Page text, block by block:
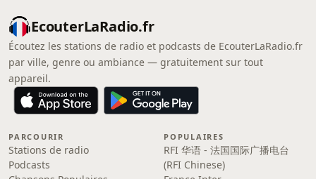
EcouterLaRadio.fr
Écoutez les stations de radio et podcasts de EcouterLaRadio.fr
par ville, genre ou ambiance — gratuitement sur tout
appareil.
PARCOURIR
Stations de radio
Podcasts
POPULAIRES
RFI 华语 - 法国国际广播电台
(RFI Chinese)